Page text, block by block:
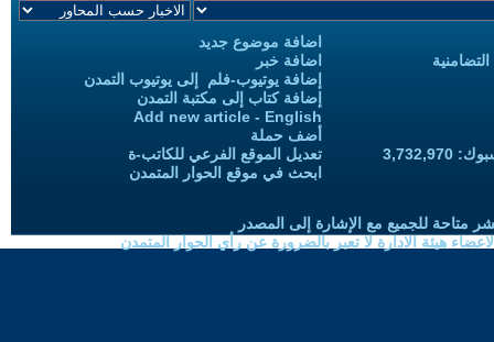
اضافة موضوع جديد
اضافة خبر
إضافة يوتيوب-فلم إلى يوتيوب التمدن
إضافة كتاب إلى مكتبة التمدن
Add new article - English
أضف حملة
تعديل الموقع الفرعي للكاتب-ة
ابحث في موقع الحوار المتمدن
متاحة للجميع مع الإشارة إلى المصدر
هيئة الادارة لا تعبر بالضرورة عن رأي الحوار المتمدن